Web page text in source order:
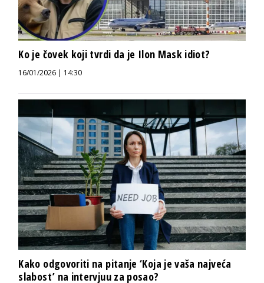
Ko je čovek koji tvrdi da je Ilon Mask idiot?
16/01/2026 | 14:30
Kako odgovoriti na pitanje ‘Koja je vaša najveća
slabost’ na intervjuu za posao?